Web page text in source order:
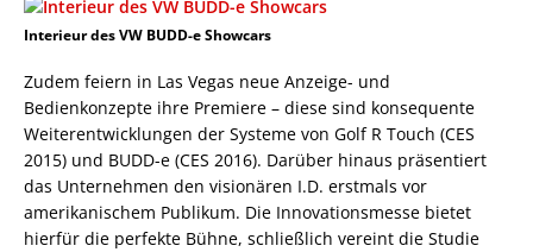
Interieur des VW BUDD-e Showcars
Zudem feiern in Las Vegas neue Anzeige- und
Bedienkonzepte ihre Premiere – diese sind konsequente
Weiterentwicklungen der Systeme von Golf R Touch (CES
2015) und BUDD-e (CES 2016). Darüber hinaus präsentiert
das Unternehmen den visionären I.D. erstmals vor
amerikanischem Publikum. Die Innovationsmesse bietet
hierfür die perfekte Bühne, schließlich vereint die Studie